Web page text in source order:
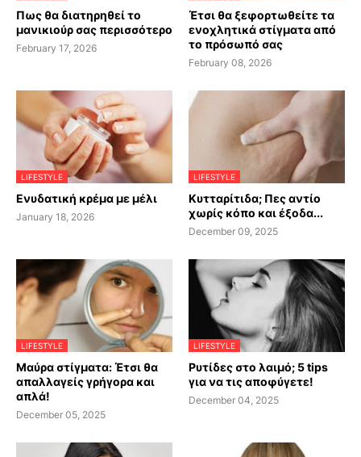
Πως θα διατηρηθεί το
μανικιούρ σας περισσότερο
February 17, 2026
Έτσι θα ξεφορτωθείτε τα
ενοχλητικά στίγματα από
το πρόσωπό σας
February 08, 2026
LIFESTYLE
Ενυδατική κρέμα με μέλι
January 18, 2026
LIFESTYLE
Κυτταρίτιδα; Πες αντίο
χωρίς κόπο και έξοδα...
December 09, 2025
LIFESTYLE
Μαύρα στίγματα: Έτσι θα
απαλλαγείς γρήγορα και
απλά!
December 05, 2025
LIFESTYLE
Ρυτίδες στο λαιμό; 5 tips
για να τις αποφύγετε!
December 04, 2025